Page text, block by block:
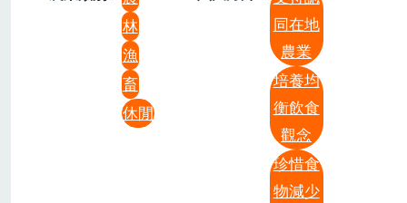
林
漁
畜
休閒
同在地
農業
培養均
衡飲食
觀念
珍惜食
物減少